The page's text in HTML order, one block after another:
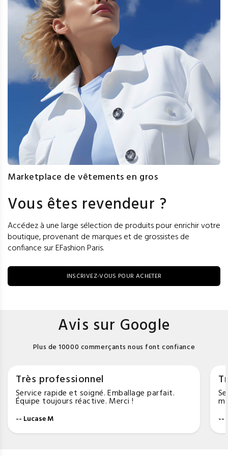
Marketplace de vêtements en gros
Vous êtes revendeur ?
Accédez à une large sélection de produits pour enrichir votre
boutique, provenant de marques et de grossistes de
confiance sur EFashion Paris.
INSCRIVEZ-VOUS POUR ACHETER
Avis sur Google
Plus de 10000 commerçants nous font confiance
Très professionnel
Service rapide et soigné. Emballage parfait.
Équipe toujours réactive. Merci !
-- Lucase M --